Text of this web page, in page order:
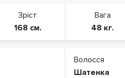
Зріст
168 см.
Вага
48 кг.
Волосся
Шатенка